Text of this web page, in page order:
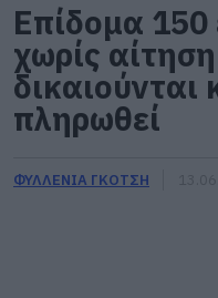
Επίδομα 150
χωρίς
δικαιούνται
πληρωθεί
ΦΥΛΛΕΝΙΑ ΓΚΟΤΣΗ